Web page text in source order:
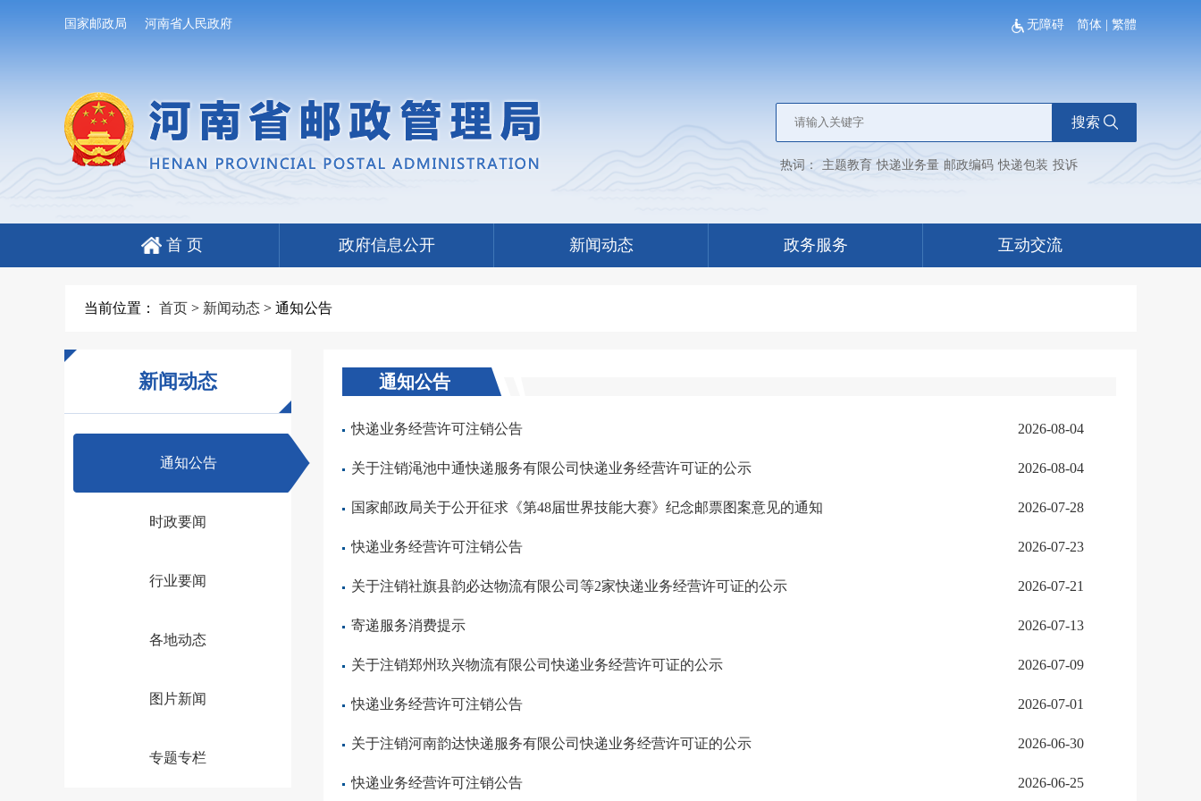
国家邮政局 河南省人民政府 无障碍 简体 繁體
搜索
热词： 主题教育 快递业务量 邮政编码 快递包装 投诉
首 页 政府信息公开 新闻动态 政务服务 互动交流
当前位置： 首页> 新闻动态> 通知公告
新闻动态
通知公告
时政要闻
行业要闻
各地动态
图片新闻
专题专栏
通知公告
快递业务经营许可注销公告 2026-08-04
关于注销渑池中通快递服务有限公司快递业务经营许可证的公示 2026-08-04
国家邮政局关于公开征求《第48届世界技能大赛》纪念邮票图案意见的通知 2026-07-28
快递业务经营许可注销公告 2026-07-23
关于注销社旗县韵必达物流有限公司等2家快递业务经营许可证的公示 2026-07-21
寄递服务消费提示 2026-07-13
关于注销郑州玖兴物流有限公司快递业务经营许可证的公示 2026-07-09
快递业务经营许可注销公告 2026-07-01
关于注销河南韵达快递服务有限公司快递业务经营许可证的公示 2026-06-30
快递业务经营许可注销公告 2026-06-25